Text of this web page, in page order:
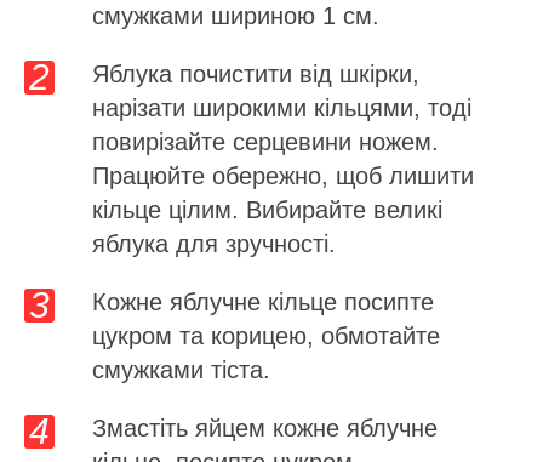
смужками шириною 1 см.
Яблука почистити від шкірки,
нарізати широкими кільцями, тоді
повирізайте серцевини ножем.
Працюйте обережно, щоб лишити
кільце цілим. Вибирайте великі
яблука для зручності.
Кожне яблучне кільце посипте
цукром та корицею, обмотайте
смужками тіста.
Змастіть яйцем кожне яблучне